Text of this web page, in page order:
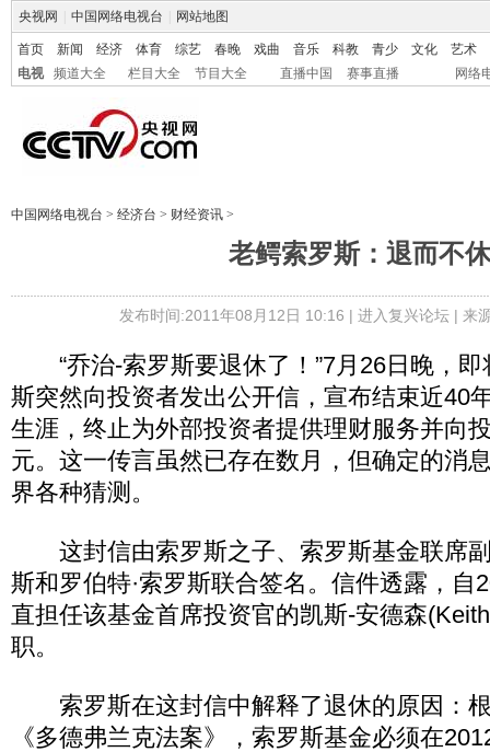
央视网 中国网络电视台 网站地图
首页 新闻 经济 体育 综艺 春晚 戏曲 音乐 科教 青少 文化
艺术
电视
频道大全 栏目大全 节目大全 直播中国 赛事直播 网络
中国网络电视台 > 经济台 > 财经资讯 >
老鳄索罗斯：退而不休
发布时间:2011年08月12日 10:16 | 进入复兴论坛| 来
“乔治-索罗斯要退休了！”7月26日晚，即
斯突然向投资者发出公开信，宣布结束近40
生涯，终止为外部投资者提供理财服务并向
元。这一传言虽然已存在数月，但确定的消
界各种猜测。
这封信由索罗斯之子、索罗斯基金联席
斯和罗伯特·索罗斯联合签名。信件透露，自
直担任该基金首席投资官的凯斯-安德森
职。
索罗斯在这封信中解释了退休的原因：根
《多德弗兰克法案》，索罗斯基金必须在